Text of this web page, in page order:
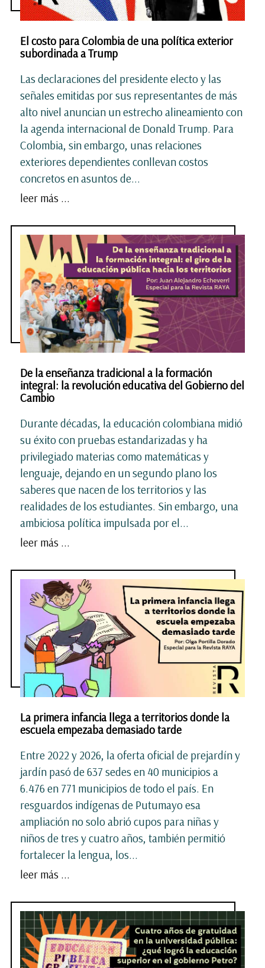
El costo para Colombia de una política exterior
subordinada a Trump
Las declaraciones del presidente electo y las
señales emitidas por sus representantes de más
alto nivel anuncian un estrecho alineamiento con
la agenda internacional de Donald Trump. Para
Colombia, sin embargo, unas relaciones
exteriores dependientes conllevan costos
concretos en asuntos de...
leer más ...
De la enseñanza tradicional a la formación
integral: la revolución educativa del Gobierno del
Cambio
Durante décadas, la educación colombiana midió
su éxito con pruebas estandarizadas y ha
privilegiado materias como matemáticas y
lenguaje, dejando en un segundo plano los
saberes que nacen de los territorios y las
realidades de los estudiantes. Sin embargo, una
ambiciosa política impulsada por el...
leer más ...
La primera infancia llega a territorios donde la
escuela empezaba demasiado tarde
Entre 2022 y 2026, la oferta oficial de prejardín y
jardín pasó de 637 sedes en 40 municipios a
6.476 en 771 municipios de todo el país. En
resguardos indígenas de Putumayo esa
ampliación no solo abrió cupos para niñas y
niños de tres y cuatro años, también permitió
fortalecer la lengua, los...
leer más ...